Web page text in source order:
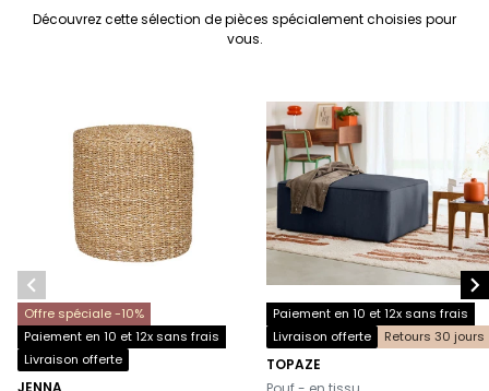
Découvrez cette sélection de pièces spécialement choisies pour
vous.
Offre spéciale -10%
Paiement en 10 et 12x sans frais
Livraison offerte
JENNA
Paiement en 10 et 12x sans frais
Livraison offerte
Retours 30 jours
TOPAZE
-
 